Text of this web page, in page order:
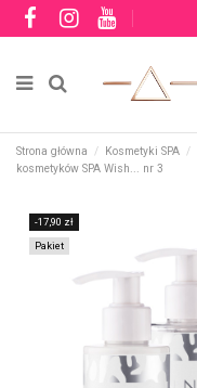
Strona główna Kosmetyki SPA
kosmetyków SPA Wish... nr 3
-17,90 zł
Pakiet